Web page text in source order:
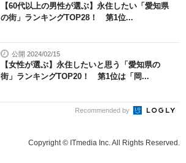
【60代以上の男性が選ぶ】永住したい「愛知県
の街」ランキングTOP28！ 第1位...
公開 2024/02/15
【女性が選ぶ】永住したいと思う「愛知県の
街」ランキングTOP20！ 第1位は「岡...
Recommended by
Copyright © ITmedia Inc. All Rights Reserved.